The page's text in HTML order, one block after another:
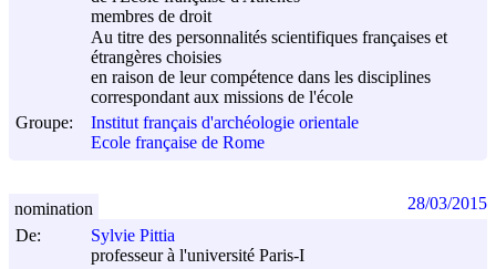
membres de droit
Au titre des personnalités scientifiques françaises et
étrangères choisies
en raison de leur compétence dans les disciplines
correspondant aux missions de l'école
Groupe:
Institut français d'archéologie orientale
Ecole française de Rome
De:
Sylvie Pittia
professeur à l'université Paris-I
nomination 28/03/2015